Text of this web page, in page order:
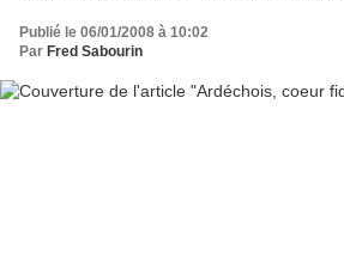
Publié le 06/01/2008 à 10:02
Par Fred Sabourin